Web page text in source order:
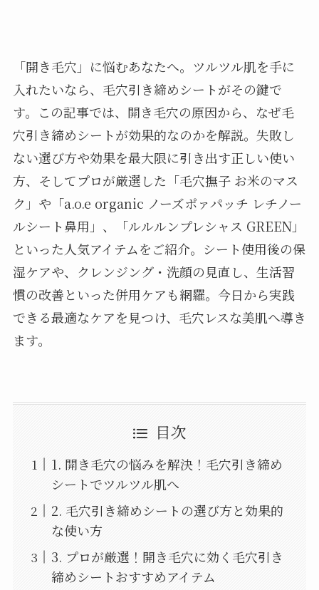
「開き毛穴」に悩むあなたへ。ツルツル肌を手に
入れたいなら、毛穴引き締めシートがその鍵で
す。この記事では、開き毛穴の原因から、なぜ毛
穴引き締めシートが効果的なのかを解説。失敗し
ない選び方や効果を最大限に引き出す正しい使い
方、そしてプロが厳選した「毛穴撫子 お米のマス
ク」や「a.o.e organic ノーズポァパッチ レチノー
ルシート鼻用」、「ルルルンプレシャス GREEN」
といった人気アイテムをご紹介。シート使用後の保
湿ケアや、クレンジング・洗顔の見直し、生活習
慣の改善といった併用ケアも網羅。今日から実践
できる最適なケアを見つけ、毛穴レスな美肌へ導き
ます。
目次
1. 開き毛穴の悩みを解決！毛穴引き締め
シートでツルツル肌へ
2. 毛穴引き締めシートの選び方と効果的
な使い方
3. プロが厳選！開き毛穴に効く毛穴引き
締めシートおすすめアイテム